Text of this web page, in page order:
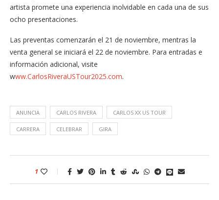
artista promete una experiencia inolvidable en cada una de sus
ocho presentaciones.
Las preventas comenzarán el 21 de noviembre, mentras la
venta general se iniciará el 22 de noviembre. Para entradas e
información adicional, visite
www.CarlosRiveraUSTour2025.com.
ANUNCIA CARLOS RIVERA CARLOS XX US TOUR
CARRERA CELEBRAR GIRA
1